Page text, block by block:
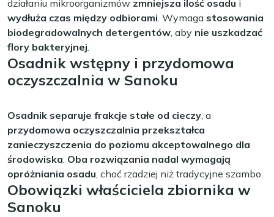
działaniu mikroorganizmów zmniejsza ilość osadu i
wydłuża czas między odbiorami. Wymaga stosowania
biodegradowalnych detergentów, aby nie uszkadzać
flory bakteryjnej.
Osadnik wstępny i przydomowa
oczyszczalnia w Sanoku
Osadnik separuje frakcje stałe od cieczy, a
przydomowa oczyszczalnia przekształca
zanieczyszczenia do poziomu akceptowalnego dla
środowiska. Oba rozwiązania nadal wymagają
opróżniania osadu, choć rzadziej niż tradycyjne szambo.
Obowiązki właściciela zbiornika w
Sanoku